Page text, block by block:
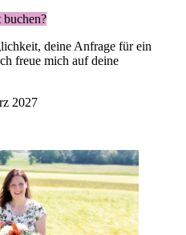
deine Anfrage für ein
freue mich auf deine
2027